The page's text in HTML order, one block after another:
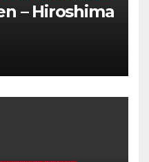
– Hiroshima